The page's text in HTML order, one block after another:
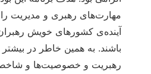
مهارت‌های رهبری و مدیریت را
آینده‌ی کشورهای خویش
باشند. به همین خاطر در
رهبریت و خصوصیت‌ها و